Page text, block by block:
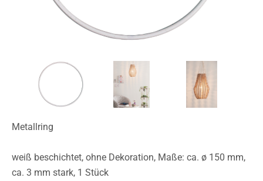
Metallring
weiß beschichtet, ohne Dekoration, Maße: ca. ø 150 mm,
ca. 3 mm stark, 1 Stück